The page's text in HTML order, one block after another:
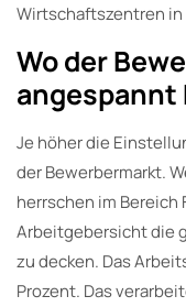
Wirtschaftszentren
Wo der
angespannt
Je höher die
der Bewerbermarkt.
herrschen im
Arbeitgebersicht die
zu decken. Das
Prozent. Das